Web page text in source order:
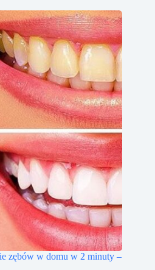
zębów w domu w 2 minuty –